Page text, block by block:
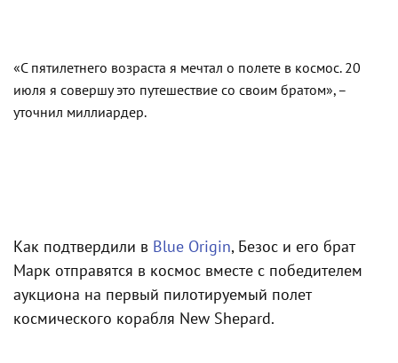
«С пятилетнего возраста я мечтал о полете в космос. 20
июля я совершу это путешествие со своим братом», –
уточнил миллиардер.
Как подтвердили в Blue Origin, Безос и его брат
Марк отправятся в космос вместе с победителем
аукциона на первый пилотируемый полет
космического корабля New Shepard.